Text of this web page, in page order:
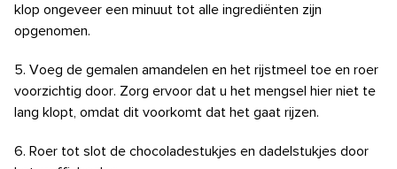
klop ongeveer een minuut tot alle ingrediënten zijn
opgenomen.
5. Voeg de gemalen amandelen en het rijstmeel toe en roer
voorzichtig door. Zorg ervoor dat u het mengsel hier niet te
lang klopt, omdat dit voorkomt dat het gaat rijzen.
6. Roer tot slot de chocoladestukjes en dadelstukjes door